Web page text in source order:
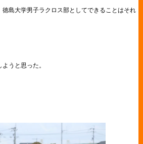
徳島大学男子ラクロス部としてできることはそれ
うと思った。